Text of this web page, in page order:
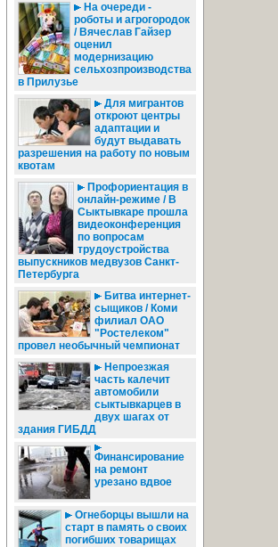
На очереди -
роботы и агрогородок
/ Вячеслав Гайзер
оценил
модернизацию
сельхозпроизводства
в Прилузье
Для мигрантов
откроют центры
адаптации и
будут выдавать
разрешения на работу по новым
квотам
Профориентация в
онлайн-режиме / В
Сыктывкаре прошла
видеоконференция
по вопросам
трудоустройства
выпускников медвузов Санкт-
Петербурга
Битва интернет-
сыщиков / Коми
филиал ОАО
"Ростелеком"
провел необычный чемпионат
Непроезжая
часть калечит
автомобили
сыктывкарцев в
двух шагах от
здания ГИБДД
Финансирование
на ремонт
урезано вдвое
Огнеборцы вышли на
старт в память о своих
погибших товарищах